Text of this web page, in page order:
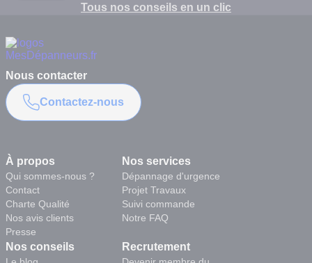
Tous nos conseils en un clic
À propos
Qui sommes-nous ?
Contact
Charte Qualité
Nos avis clients
Presse
Nos services
Dépannage d'urgence
Projet Travaux
Suivi commande
Notre FAQ
Nos conseils Recrutement
Nous contacter
Contactez-nous